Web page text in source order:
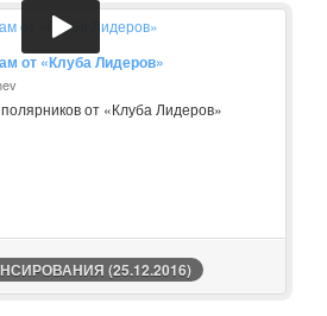
от «Клуба Лидеров»
от «Клуба Лидеров»
(25.12.2016)